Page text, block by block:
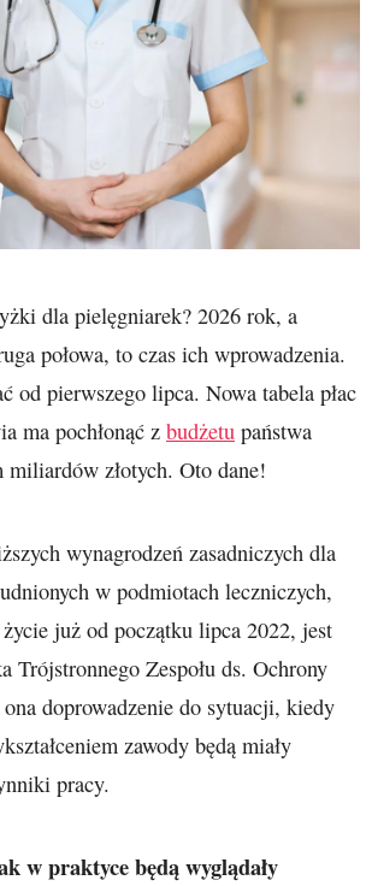
dla pielęgniarek? 2026 rok, a
połowa, to czas ich wprowadzenia.
od pierwszego lipca. Nowa tabela płac
ma pochłonąć z budżetu państwa
miliardów złotych. Oto dane!
wynagrodzeń zasadniczych dla
w podmiotach leczniczych,
już od początku lipca 2022, jest
Trójstronnego Zespołu ds. Ochrony
doprowadzenie do sytuacji, kiedy
zawody będą miały
pracy.
w praktyce będą wyglądały